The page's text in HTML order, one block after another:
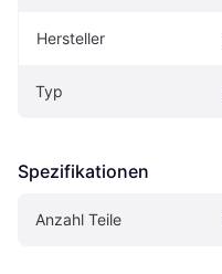
Hersteller
Typ
Spezifikationen
Anzahl Teile